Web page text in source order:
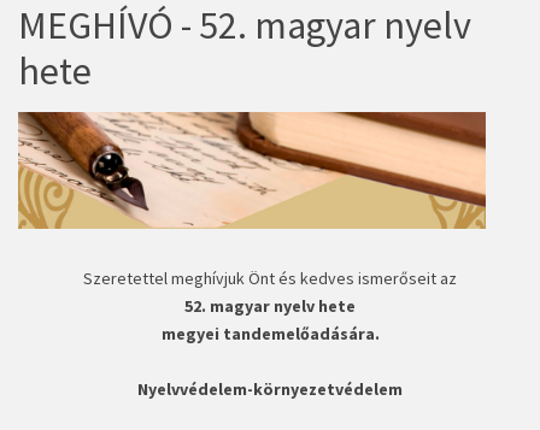
MEGHÍVÓ - 52. magyar nyelv
hete
Szeretettel meghívjuk Önt és kedves ismerőseit az
52. magyar nyelv hete
megyei tandemelőadására.
Nyelvvédelem-környezetvédelem